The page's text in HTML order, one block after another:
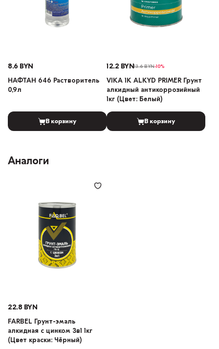
8.6 BYN
НАФТАН 646 Растворитель
0,9л
В корзину
12.2 BYN13.6 BYN-10%
VIKA 1K ALKYD PRIMER Грунт
алкидный антикоррозийный
1кг (Цвет: Белый)
В корзину
Аналоги
22.8 BYN
FARBEL Грунт-эмаль
алкидная с цинком 3в1 1кг
(Цвет краски: Чёрный)